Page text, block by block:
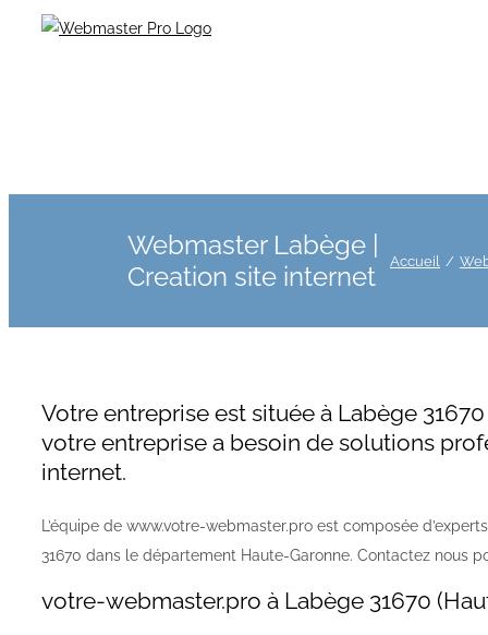
Webmaster Labège |
Creation site internet
Accueil
Votre entreprise est située à Labège
votre entreprise a besoin de solutions
internet.
L’équipe de www.votre-webmaster.pro est composée
31670 dans le département Haute-Garonne. Contactez nous
votre-webmaster.pro à Labège 31670